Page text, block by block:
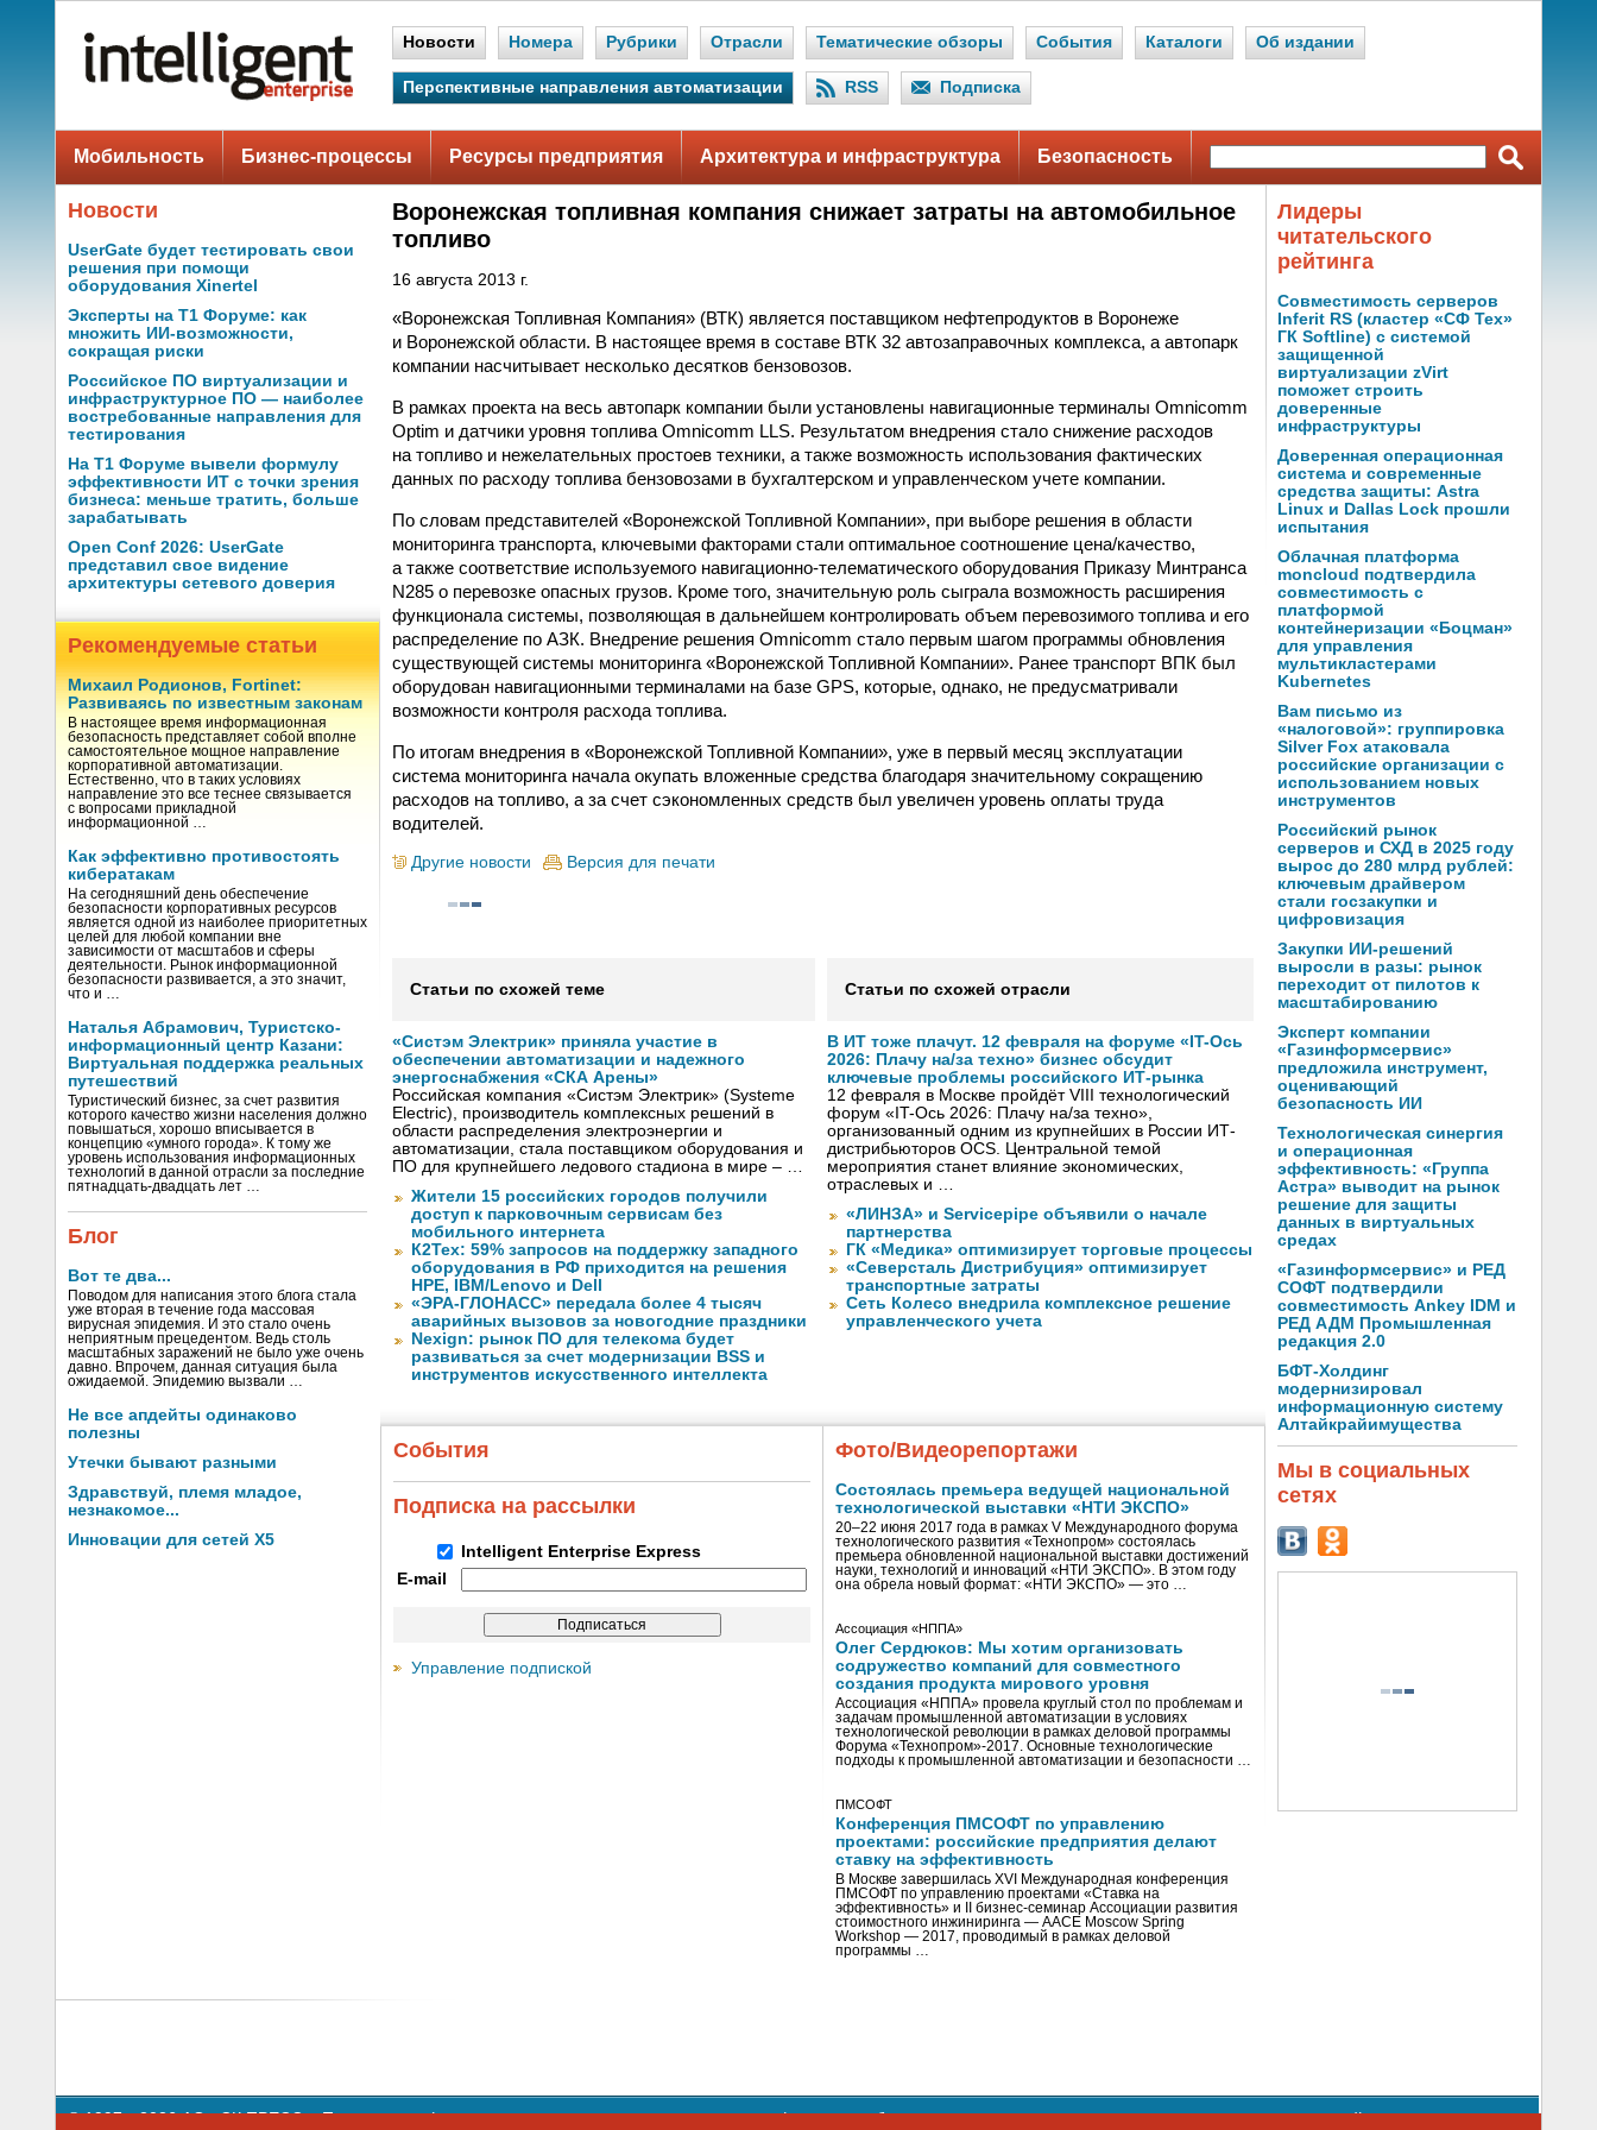
Новости Номера Рубрики Отрасли Тематические обзоры События Каталоги Об издании
Перспективные направления автоматизации RSS Подписка
Мобильность Бизнес-процессы Ресурсы предприятия Архитектура и инфраструктура Безопасность
Новости
UserGate будет тестировать свои
решения при помощи
оборудования Xinertel
Эксперты на Т1 Форуме: как
множить ИИ-возможности,
сокращая риски
Российское ПО виртуализации и
инфраструктурное ПО — наиболее
востребованные направления для
тестирования
На Т1 Форуме вывели формулу
эффективности ИТ с точки зрения
бизнеса: меньше тратить, больше
зарабатывать
Open Conf 2026: UserGate
представил свое видение
архитектуры сетевого доверия
Рекомендуемые статьи
Михаил Родионов, Fortinet:
Развиваясь по известным законам
В настоящее время информационная
безопасность представляет собой вполне
самостоятельное мощное направление
корпоративной автоматизации.
Естественно, что в таких условиях
направление это все теснее связывается
с вопросами прикладной
информационной …
Как эффективно противостоять
кибератакам
На сегодняшний день обеспечение
безопасности корпоративных ресурсов
является одной из наиболее приоритетных
целей для любой компании вне
зависимости от масштабов и сферы
деятельности. Рынок информационной
безопасности развивается, а это значит,
что и …
Наталья Абрамович, Туристско-
информационный центр Казани:
Виртуальная поддержка реальных
путешествий
Туристический бизнес, за счет развития
которого качество жизни населения должно
повышаться, хорошо вписывается в
концепцию «умного города». К тому же
уровень использования информационных
технологий в данной отрасли за последние
пятнадцать-двадцать лет …
Блог
Вот те два...
Поводом для написания этого блога стала
уже вторая в течение года массовая
вирусная эпидемия. И это стало очень
неприятным прецедентом. Ведь столь
масштабных заражений не было уже очень
давно. Впрочем, данная ситуация была
ожидаемой. Эпидемию вызвали …
Не все апдейты одинаково
полезны
Утечки бывают разными
Здравствуй, племя младое,
незнакомое...
Инновации для сетей X5
Воронежская топливная компания снижает затраты на автомобильное
топливо
16 августа 2013 г.
«Воронежская Топливная Компания» (ВТК) является поставщиком нефтепродуктов в Воронеже
и Воронежской области. В настоящее время в составе ВТК 32 автозаправочных комплекса, а автопарк
компании насчитывает несколько десятков бензовозов.
В рамках проекта на весь автопарк компании были установлены навигационные терминалы Omnicomm
Optim и датчики уровня топлива Omnicomm LLS. Результатом внедрения стало снижение расходов
на топливо и нежелательных простоев техники, а также возможность использования фактических
данных по расходу топлива бензовозами в бухгалтерском и управленческом учете компании.
По словам представителей «Воронежской Топливной Компании», при выборе решения в области
мониторинга транспорта, ключевыми факторами стали оптимальное соотношение цена/качество,
а также соответствие используемого навигационно-телематического оборудования Приказу Минтранса
N285 о перевозке опасных грузов. Кроме того, значительную роль сыграла возможность расширения
функционала системы, позволяющая в дальнейшем контролировать объем перевозимого топлива и его
распределение по АЗК. Внедрение решения Omnicomm стало первым шагом программы обновления
существующей системы мониторинга «Воронежской Топливной Компании». Ранее транспорт ВПК был
оборудован навигационными терминалами на базе GPS, которые, однако, не предусматривали
возможности контроля расхода топлива.
По итогам внедрения в «Воронежской Топливной Компании», уже в первый месяц эксплуатации
система мониторинга начала окупать вложенные средства благодаря значительному сокращению
расходов на топливо, а за счет сэкономленных средств был увеличен уровень оплаты труда
водителей.
Другие новости Версия для печати
Статьи по схожей теме
«Систэм Электрик» приняла участие в
обеспечении автоматизации и надежного
энергоснабжения «СКА Арены»
Российская компания «Систэм Электрик» (Systeme
Electric), производитель комплексных решений в
области распределения электроэнергии и
автоматизации, стала поставщиком оборудования и
ПО для крупнейшего ледового стадиона в мире – …
Жители 15 российских городов получили
доступ к парковочным сервисам без
мобильного интернета
К2Тех: 59% запросов на поддержку западного
оборудования в РФ приходится на решения
HPE, IBM/Lenovo и Dell
«ЭРА-ГЛОНАСС» передала более 4 тысяч
аварийных вызовов за новогодние праздники
Nexign: рынок ПО для телекома будет
развиваться за счет модернизации BSS и
инструментов искусственного интеллекта
Статьи по схожей отрасли
В ИТ тоже плачут. 12 февраля на форуме «IT-Ось
2026: Плачу на/за техно» бизнес обсудит
ключевые проблемы российского ИТ-рынка
12 февраля в Москве пройдёт VIII технологический
форум «IT-Ось 2026: Плачу на/за техно»,
организованный одним из крупнейших в России ИТ-
дистрибьюторов OCS. Центральной темой
мероприятия станет влияние экономических,
отраслевых и …
«ЛИНЗА» и Servicepipe объявили о начале
партнерства
ГК «Медика» оптимизирует торговые процессы
«Северсталь Дистрибуция» оптимизирует
транспортные затраты
Сеть Колесо внедрила комплексное решение
управленческого учета
События
Подписка на рассылки
Intelligent Enterprise Express
E-mail
Управление подпиской
Фото/Видеорепортажи
Состоялась премьера ведущей национальной
технологической выставки «НТИ ЭКСПО»
20–22 июня 2017 года в рамках V Международного форума
технологического развития «Технопром» состоялась
премьера обновленной национальной выставки достижений
науки, технологий и инноваций «НТИ ЭКСПО». В этом году
она обрела новый формат: «НТИ ЭКСПО» — это …
Ассоциация «НППА»
Олег Сердюков: Мы хотим организовать
содружество компаний для совместного
создания продукта мирового уровня
Ассоциация «НППА» провела круглый стол по проблемам и
задачам промышленной автоматизации в условиях
технологической революции в рамках деловой программы
Форума «Технопром»-2017. Основные технологические
подходы к промышленной автоматизации и безопасности …
ПМСОФТ
Конференция ПМСОФТ по управлению
проектами: российские предприятия делают
ставку на эффективность
В Москве завершилась XVI Международная конференция
ПМСОФТ по управлению проектами «Ставка на
эффективность» и II бизнес-семинар Ассоциации развития
стоимостного инжиниринга — AACE Moscow Spring
Workshop — 2017, проводимый в рамках деловой
программы …
Лидеры
читательского
рейтинга
Совместимость серверов
Inferit RS (кластер «СФ Тех»
ГК Softline) с системой
защищенной
виртуализации zVirt
поможет строить
доверенные
инфраструктуры
Доверенная операционная
система и современные
средства защиты: Astra
Linux и Dallas Lock прошли
испытания
Облачная платформа
moncloud подтвердила
совместимость с
платформой
контейнеризации «Боцман»
для управления
мультикластерами
Kubernetes
Вам письмо из
«налоговой»: группировка
Silver Fox атаковала
российские организации с
использованием новых
инструментов
Российский рынок
серверов и СХД в 2025 году
вырос до 280 млрд рублей:
ключевым драйвером
стали госзакупки и
цифровизация
Закупки ИИ-решений
выросли в разы: рынок
переходит от пилотов к
масштабированию
Эксперт компании
«Газинформсервис»
предложила инструмент,
оценивающий
безопасность ИИ
Технологическая синергия
и операционная
эффективность: «Группа
Астра» выводит на рынок
решение для защиты
данных в виртуальных
средах
«Газинформсервис» и РЕД
СОФТ подтвердили
совместимость Ankey IDM и
РЕД АДМ Промышленная
редакция 2.0
БФТ-Холдинг
модернизировал
информационную систему
Алтайкрайимущества
Мы в социальных
сетях
© 1997—2026 АО «СК ПРЕСС».Политика конфиденциальности персональных данных,информация об авторских правах и порядке использования материалов сайта